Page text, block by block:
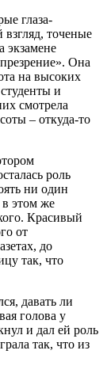
глаза-
точеные
экзамене
Она
на высоких
и
смотрела
– откуда-то
роль
ни один
этом же
Красивый
от
до
так, что
давать ли
голова у
и дал ей роль
так, что из